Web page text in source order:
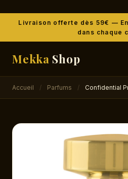
Livraison offerte dès 59€ —
dans chaque
Mekka Shop
Accueil / Parfums / Confidential